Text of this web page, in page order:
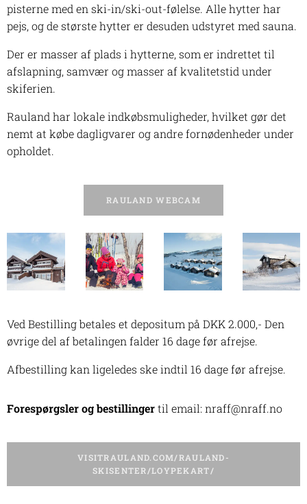
pisterne med en ski-in/ski-out-følelse. Alle hytter har
pejs, og de største hytter er desuden udstyret med sauna.
Der er masser af plads i hytterne, som er indrettet til
afslapning, samvær og masser af kvalitetstid under
skiferien.
Rauland har lokale indkøbsmuligheder, hvilket gør det
nemt at købe dagligvarer og andre fornødenheder under
opholdet.
RAULAND WEBCAM
Ved Bestilling betales et depositum på DKK 2.000,- Den
øvrige del af betalingen falder 16 dage før afrejse.
Afbestilling kan ligeledes ske indtil 16 dage før afrejse.
Forespørgsler og bestillingertil email: nraff@nraff.no
VISITRAULAND.COM/RAULAND-
SKISENTER/LOYPEKART/